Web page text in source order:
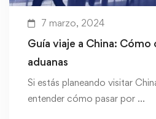
7 marzo, 2024
Guía viaje a China: Cómo
aduanas
Si estás planeando visitar
entender cómo pasar por …